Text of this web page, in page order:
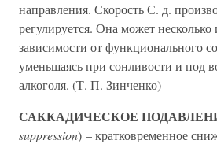
направления. Скорость С. д.
регулируется. Она может несколько
зависимости от функционального
уменьшаясь при сонливости и под
алкоголя. (Т. П. Зинченко)
САККАДИЧЕСКОЕ
suppression) – кратковременное